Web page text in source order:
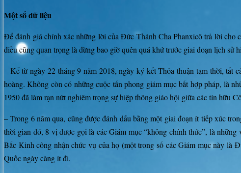
Một số dữ liệu
Để đánh giá chính xác những lời của Đức Thánh Cha Phanxicô trả lời cho
điều cũng quan trọng là đừng bao giờ quên quá khứ trước giai đoạn lịch sử
– Kể từ ngày 22 tháng 9 năm 2018, ngày ký kết Thỏa thuận tạm thời, tất
hoàng. Không còn có những cuộc tấn phong giám mục bất hợp pháp, là
1950 đã làm rạn nứt nghiêm trọng sự hiệp thông giáo hội giữa các tín hữu
– Trong 6 năm qua, cũng được đánh dấu bằng một giai đoạn ít tiếp xúc
thời gian đó, 8 vị được gọi là các Giám mục “không chính thức”, là
Bắc Kinh công nhận chức vụ của họ (một trong số các Giám mục này là
Quốc ngày càng ít đi.